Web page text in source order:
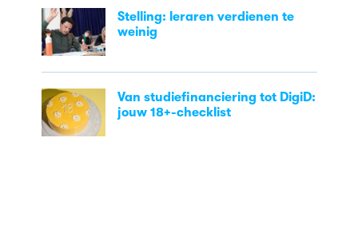
Stelling: leraren verdienen te
weinig
Van studiefinanciering tot DigiD:
jouw 18+-checklist